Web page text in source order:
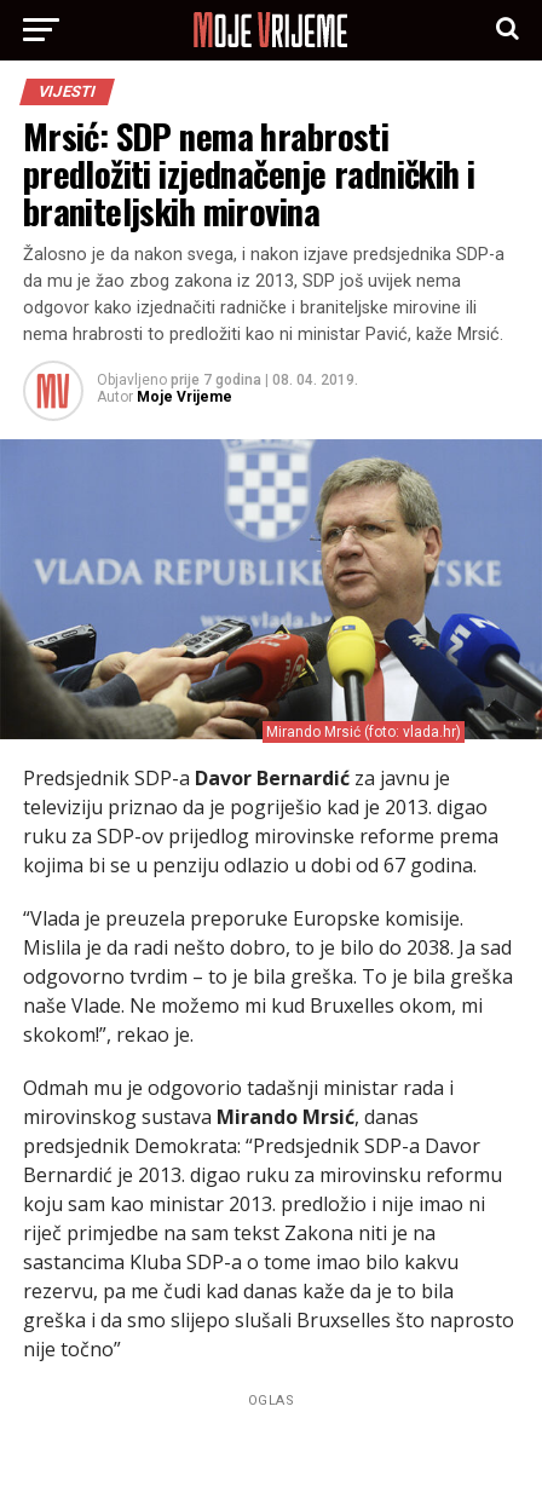
VIJESTI
Mrsić: SDP nema hrabrosti
predložiti izjednačenje radničkih i
braniteljskih mirovina
Žalosno je da nakon svega, i nakon izjave predsjednika SDP-a
da mu je žao zbog zakona iz 2013, SDP još uvijek nema
odgovor kako izjednačiti radničke i braniteljske mirovine ili
nema hrabrosti to predložiti kao ni ministar Pavić, kaže Mrsić.
Objavljeno prije 7 godina
08. 04. 2019.
Autor Moje Vrijeme
Mirando Mrsić (foto: vlada.hr)
Predsjednik SDP-a Davor Bernardićza javnu je
televiziju priznao da je pogriješio kad je 2013. digao
ruku za SDP-ov prijedlog mirovinske reforme prema
kojima bi se u penziju odlazio u dobi od 67 godina.
“Vlada je preuzela preporuke Europske komisije.
Mislila je da radi nešto dobro, to je bilo do 2038. Ja sad
odgovorno tvrdim – to je bila greška. To je bila greška
naše Vlade. Ne možemo mi kud Bruxelles okom, mi
skokom!”, rekao je.
Odmah mu je odgovorio tadašnji ministar rada i
mirovinskog sustava Mirando Mrsić, danas
predsjednik Demokrata: “Predsjednik SDP-a Davor
Bernardić je 2013. digao ruku za mirovinsku reformu
koju sam kao ministar 2013. predložio i nije imao ni
riječ primjedbe na sam tekst Zakona niti je na
sastancima Kluba SDP-a o tome imao bilo kakvu
rezervu, pa me čudi kad danas kaže da je to bila
greška i da smo slijepo slušali Bruxselles što naprosto
nije točno”
OGLAS